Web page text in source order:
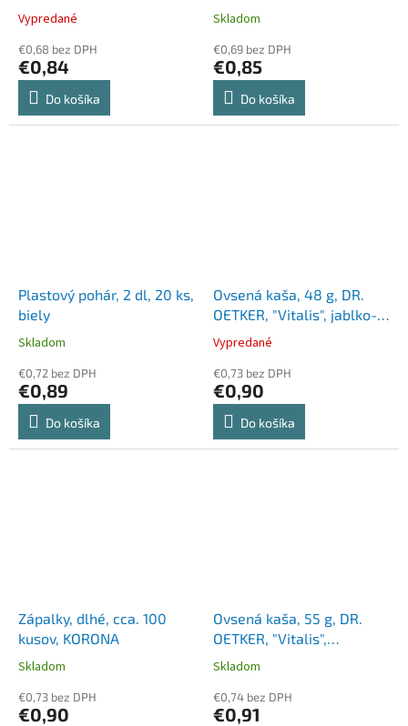
semienkami a quinoou,
bez pridaného cukru
Vypredané
€0,68 bez DPH
€0,84
Do košíka
Skladom
€0,69 bez DPH
€0,85
Do košíka
Plastový pohár, 2 dl, 20 ks,
biely
Skladom
€0,72 bez DPH
€0,89
Do košíka
Ovsená kaša, 48 g, DR.
OETKER, "Vitalis", jablko-
škorica
Vypredané
€0,73 bez DPH
€0,90
Do košíka
Zápalky, dlhé, cca. 100
kusov, KORONA
Skladom
€0,73 bez DPH
€0,90
Ovsená kaša, 55 g, DR.
OETKER, "Vitalis",
banánová
Skladom
€0,74 bez DPH
€0,91